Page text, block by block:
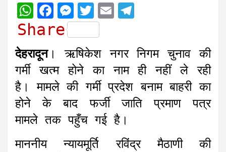
W
h
t
s
A
p
p
F
a
b
o
o
k
M
e
s
s
e
n
g
e
r
T
w
i
t
t
e
r
E
i
l
l
e
g
r
a
Share
देहरादून। ऋषिकेश नगर निगम चुनाव की
गर्मी खत्म होने का नाम ही नहीं ले रही
है। मामले की गर्मी प्रदेश बनाम बाहरी का
होने के बाद फर्जी जाति प्रमाण पत्र
मामले तक पहुँच गई है।
माननीय न्यायमूर्ति रविंद्र मैठाणी की